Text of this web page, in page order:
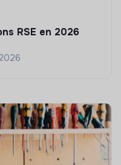
RSE en 2026